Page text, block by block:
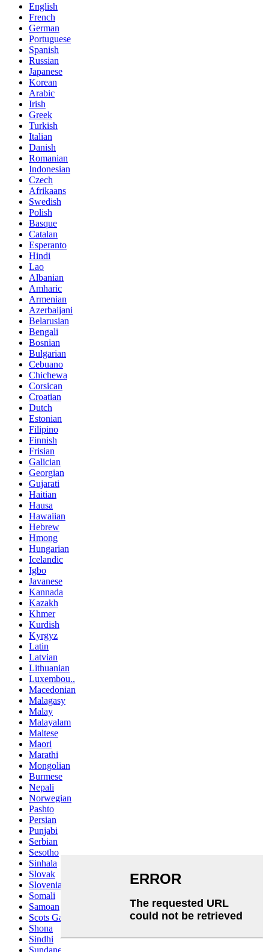
English
French
German
Portuguese
Spanish
Russian
Japanese
Korean
Arabic
Irish
Greek
Turkish
Italian
Danish
Romanian
Indonesian
Czech
Afrikaans
Swedish
Polish
Basque
Catalan
Esperanto
Hindi
Lao
Albanian
Amharic
Armenian
Azerbaijani
Belarusian
Bengali
Bosnian
Bulgarian
Cebuano
Chichewa
Corsican
Croatian
Dutch
Estonian
Filipino
Finnish
Frisian
Galician
Georgian
Gujarati
Haitian
Hausa
Hawaiian
Hebrew
Hmong
Hungarian
Icelandic
Igbo
Javanese
Kannada
Kazakh
Khmer
Kurdish
Kyrgyz
Latin
Latvian
Lithuanian
Luxembou..
Macedonian
Malagasy
Malay
Malayalam
Maltese
Maori
Marathi
Mongolian
Burmese
Nepali
Norwegian
Pashto
Persian
Punjabi
Serbian
Sesotho
Sinhala
Slovak
Slovenian
Somali
Samoan
Scots Gaelic
Shona
Sindhi
Sundanese